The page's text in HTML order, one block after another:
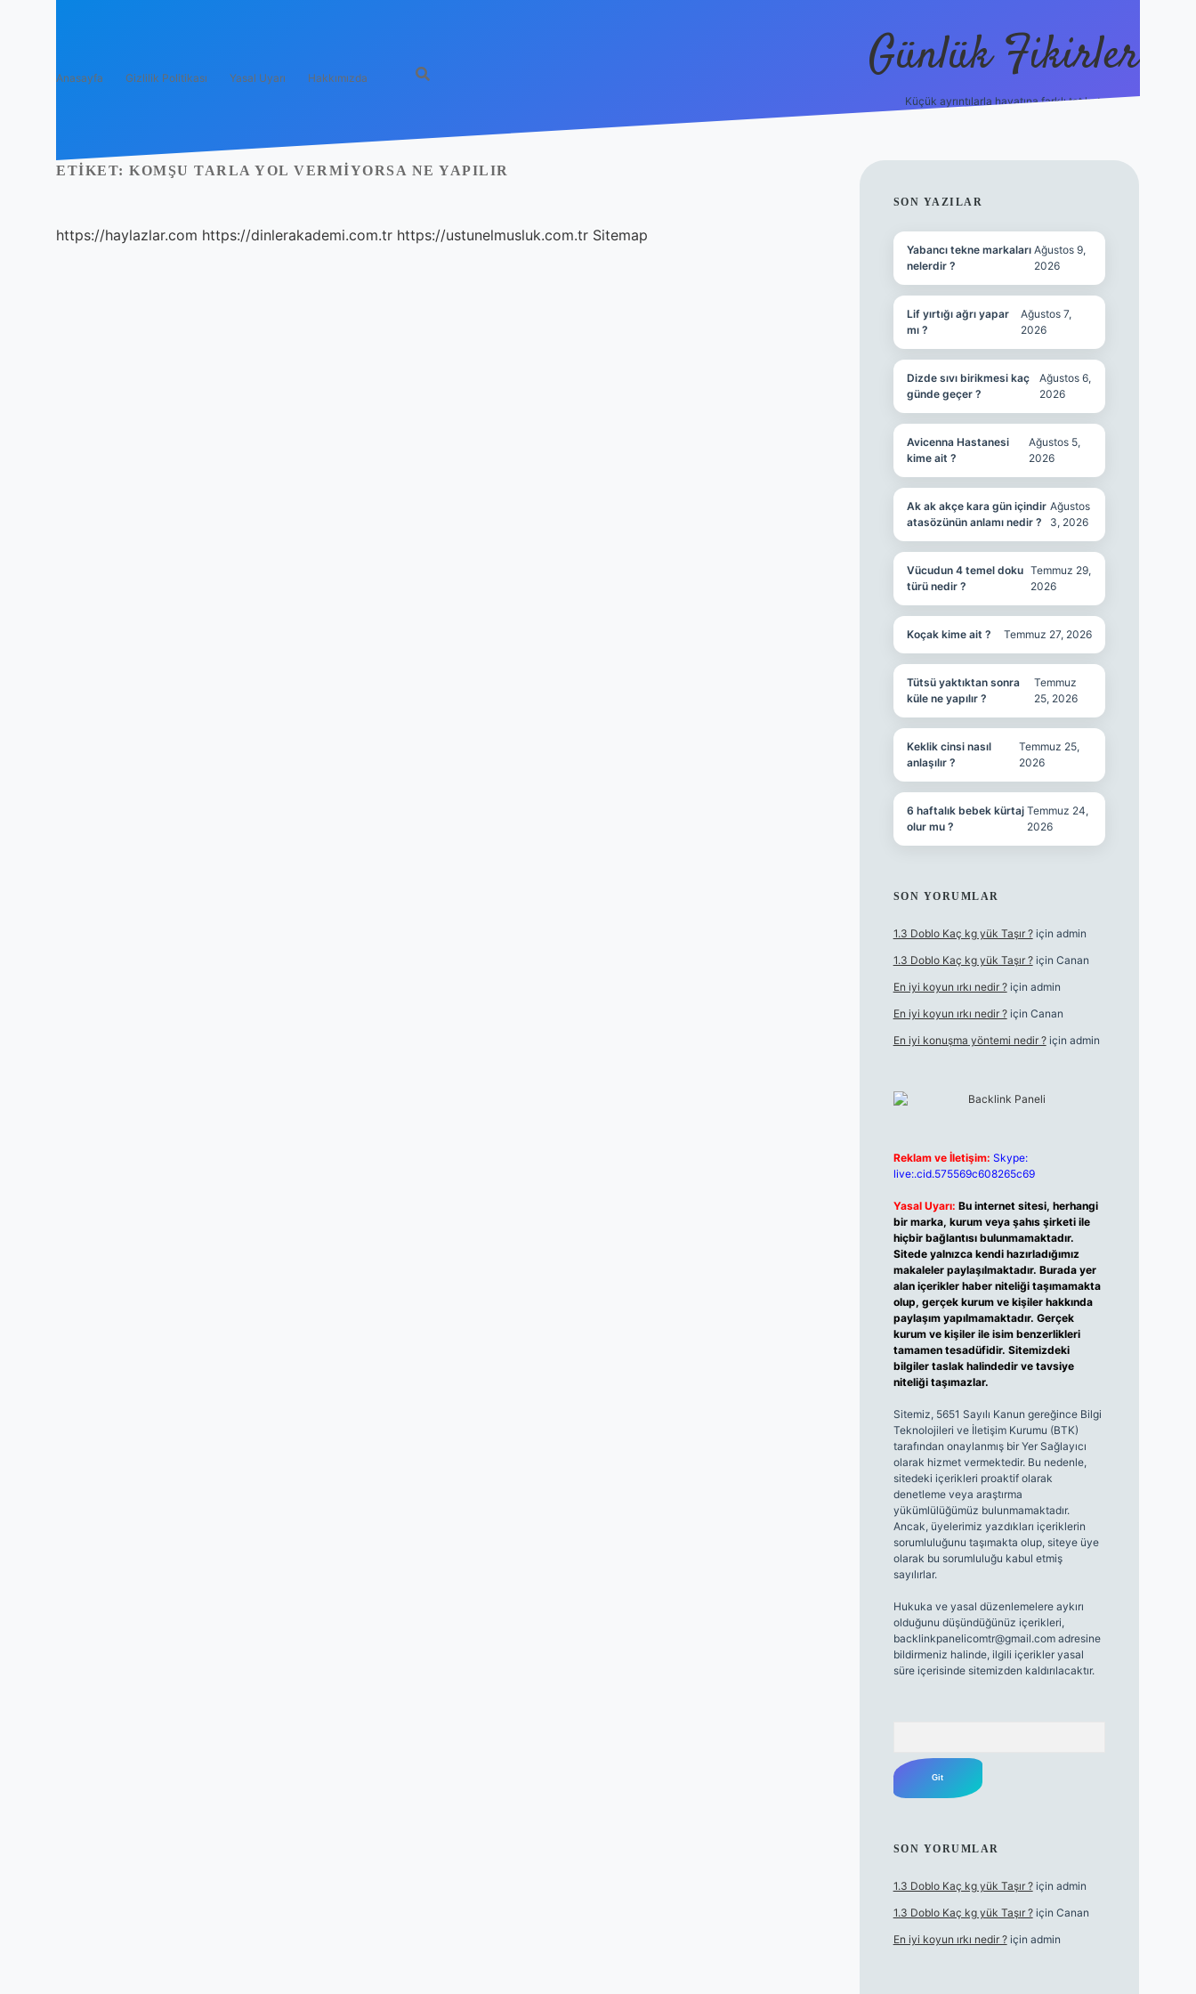
Anasayfa Gizlilik Politikası Yasal Uyarı Hakkımızda Günlük Fikirler
Küçük ayrıntılarla hayatına farklı tat kat.
ETIKET: KOMŞU TARLA YOL VERMIYORSA NE YAPILIR
https://haylazlar.com https://dinlerakademi.com.tr https://ustunelmusluk.com.tr Sitemap
SIDEBAR
SON YAZILAR
Yabancı tekne markaları
nelerdir ?
Ağustos 9,
2026
Lif yırtığı ağrı yapar
mı ?
Ağustos 7,
2026
Dizde sıvı birikmesi kaç
günde geçer ?
Ağustos 6,
2026
Avicenna Hastanesi
kime ait ?
Ağustos 5,
2026
Ak ak akçe kara gün içindir
atasözünün anlamı nedir ?
Ağustos
3, 2026
Vücudun 4 temel doku
türü nedir ?
Temmuz 29,
2026
Koçak kime ait ? Temmuz 27, 2026
Tütsü yaktıktan sonra
küle ne yapılır ?
Temmuz
25, 2026
Keklik cinsi nasıl
anlaşılır ?
Temmuz 25,
2026
6 haftalık bebek kürtaj
olur mu ?
Temmuz 24,
2026
SON YORUMLAR
1.3 Doblo Kaç kg yük Taşır ?için admin
1.3 Doblo Kaç kg yük Taşır ?için Canan
En iyi koyun ırkı nedir ?için admin
En iyi koyun ırkı nedir ?için Canan
En iyi konuşma yöntemi nedir ?için admin
Reklam ve İletişim: Skype:
live:.cid.575569c608265c69
Yasal Uyarı: Bu internet sitesi, herhangi
bir marka, kurum veya şahıs şirketi ile
hiçbir bağlantısı bulunmamaktadır.
Sitede yalnızca kendi hazırladığımız
makaleler paylaşılmaktadır. Burada yer
alan içerikler haber niteliği taşımamakta
olup, gerçek kurum ve kişiler hakkında
paylaşım yapılmamaktadır. Gerçek
kurum ve kişiler ile isim benzerlikleri
tamamen tesadüfidir. Sitemizdeki
bilgiler taslak halindedir ve tavsiye
niteliği taşımazlar.
Sitemiz, 5651 Sayılı Kanun gereğince Bilgi
Teknolojileri ve İletişim Kurumu (BTK)
tarafından onaylanmış bir Yer Sağlayıcı
olarak hizmet vermektedir. Bu nedenle,
sitedeki içerikleri proaktif olarak
denetleme veya araştırma
yükümlülüğümüz bulunmamaktadır.
Ancak, üyelerimiz yazdıkları içeriklerin
sorumluluğunu taşımakta olup, siteye üye
olarak bu sorumluluğu kabul etmiş
sayılırlar.
Hukuka ve yasal düzenlemelere aykırı
olduğunu düşündüğünüz içerikleri,
backlinkpanelicomtr@gmail.comadresine
bildirmeniz halinde, ilgili içerikler yasal
süre içerisinde sitemizden kaldırılacaktır.
SON YORUMLAR
1.3 Doblo Kaç kg yük Taşır ?için admin
1.3 Doblo Kaç kg yük Taşır ?için Canan
En iyi koyun ırkı nedir ?için admin
ilbet yeni